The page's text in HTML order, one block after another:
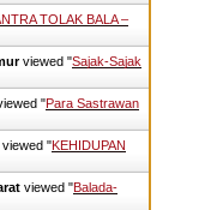
TOLAK BALA –
viewed "Sajak-Sajak
"Para Sastrawan
viewed "KEHIDUPAN
viewed "Balada-